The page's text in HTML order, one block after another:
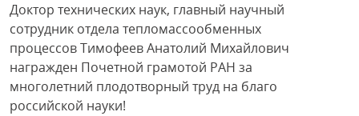
Доктор технических наук, главный научный
сотрудник отдела тепломассообменных
процессов Тимофеев Анатолий Михайлович
награжден Почетной грамотой РАН за
многолетний плодотворный труд на благо
российской науки!